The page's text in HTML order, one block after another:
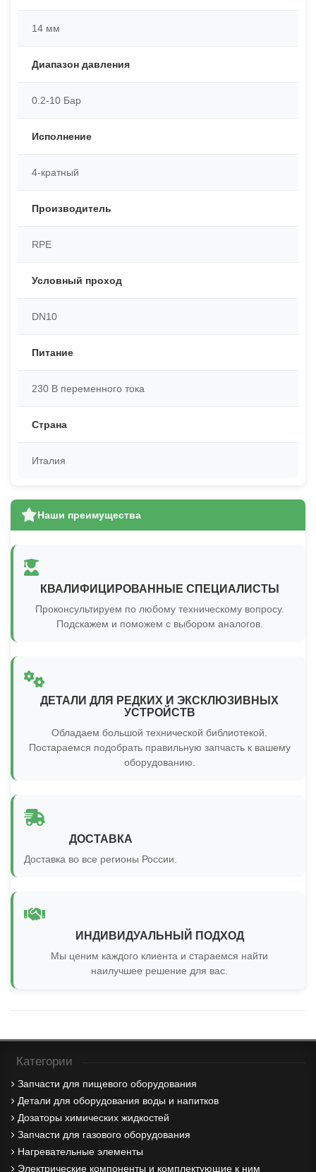
14 мм
Диапазон давления
0.2-10 Бар
Исполнение
4-кратный
Производитель
RPE
Условный проход
DN10
Питание
230 В переменного тока
Страна
Италия
Наши преимущества
КВАЛИФИЦИРОВАННЫЕ СПЕЦИАЛИСТЫ
Проконсультируем по любому техническому вопросу.
Подскажем и поможем с выбором аналогов.
ДЕТАЛИ ДЛЯ РЕДКИХ И ЭКСКЛЮЗИВНЫХ
УСТРОЙСТВ
Обладаем большой технической библиотекой.
Постараемся подобрать правильную запчасть к вашему
оборудованию.
ДОСТАВКА
Доставка во все регионы России.
ИНДИВИДУАЛЬНЫЙ ПОДХОД
Мы ценим каждого клиента и стараемся найти
наилучшее решение для вас.
Категории
Запчасти для пищевого оборудования
Детали для оборудования воды и напитков
Дозаторы химических жидкостей
Запчасти для газового оборудования
Нагревательные элементы
Электрические компоненты и комплектующие к ним